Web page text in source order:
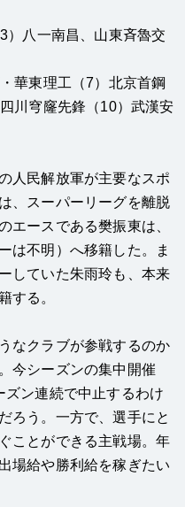
）八一南昌、山東斉魯交
華東理工（7）北京首鋼
川穹窿先鋒（10）武漢安
人民解放軍が主要なスポ
、スーパーリーグを離脱
エースである樊振東は、
は不明）へ移籍した。ま
していた朱雨玲も、本来
する。
なクラブが参戦するのか
今シーズンの集中開催
ズン連続で中止するわけ
ろう。一方で、選手にと
ことができる主戦場。年
場給や勝利給を稼ぎたい